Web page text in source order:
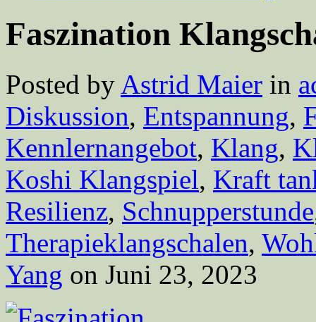
Faszination
Posted by Astrid Maier in
Diskussion, Entspannung,
Kennlernangebot, Klang,
Koshi Klangspiel, Kraft
Resilienz, Schnupperstunde
Therapieklangschalen,
Yang on Juni 23, 2023